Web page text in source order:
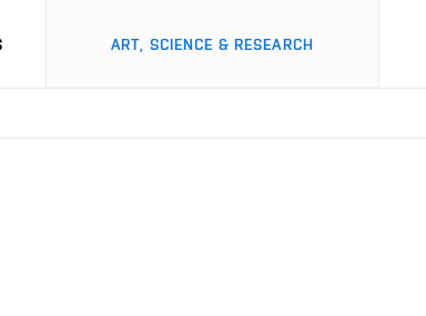
ART, SCIENCE & RESEARCH